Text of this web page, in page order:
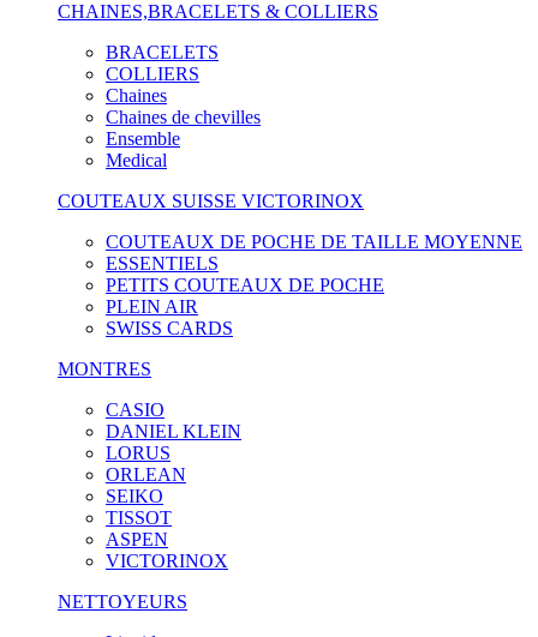
CHAINES,BRACELETS & COLLIERS
BRACELETS
COLLIERS
Chaines
Chaines de chevilles
Ensemble
Medical
COUTEAUX SUISSE VICTORINOX
COUTEAUX DE POCHE DE TAILLE MOYENNE
ESSENTIELS
PETITS COUTEAUX DE POCHE
PLEIN AIR
SWISS CARDS
MONTRES
CASIO
DANIEL KLEIN
LORUS
ORLEAN
SEIKO
TISSOT
ASPEN
VICTORINOX
NETTOYEURS